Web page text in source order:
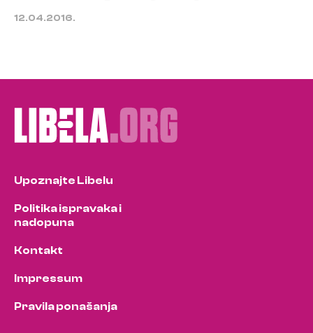
12.04.2016.
Upoznajte Libelu
Politika ispravaka i
nadopuna
Kontakt
Impressum
Pravila ponašanja